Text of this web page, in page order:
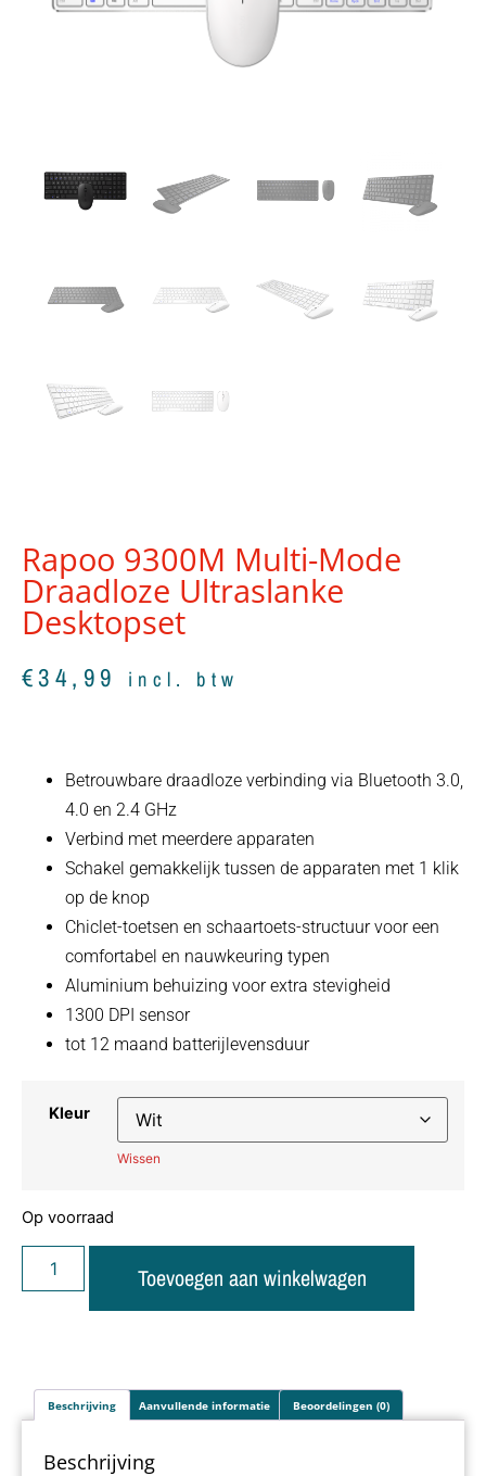
Rapoo 9300M Multi-Mode
Draadloze Ultraslanke
Desktopset
€34,99 incl. btw
Betrouwbare draadloze verbinding via Bluetooth 3.0,
4.0 en 2.4 GHz
Verbind met meerdere apparaten
Schakel gemakkelijk tussen de apparaten met 1 klik
op de knop
Chiclet-toetsen en schaartoets-structuur voor een
comfortabel en nauwkeuring typen
Aluminium behuizing voor extra stevigheid
1300 DPI sensor
tot 12 maand batterijlevensduur
Kleur
Wissen
Op voorraad
Toevoegen aan winkelwagen
Beschrijving Aanvullende informatie Beoordelingen (0)
Beschrijving